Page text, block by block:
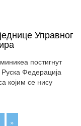
Управног
постигнут
Федерација
којим се нису
»